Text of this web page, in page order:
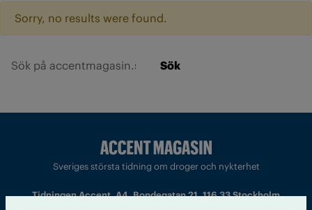
Sorry, no results were found.
Sök
Sveriges största tidning om droger och nykterhet
Tidningen Accent, A4, Bondegatan 21, 116 33 Stockholm